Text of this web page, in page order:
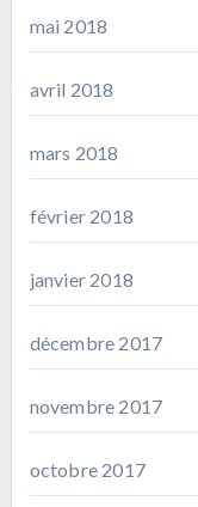
mai 2018
avril 2018
mars 2018
février 2018
janvier 2018
décembre 2017
novembre 2017
octobre 2017